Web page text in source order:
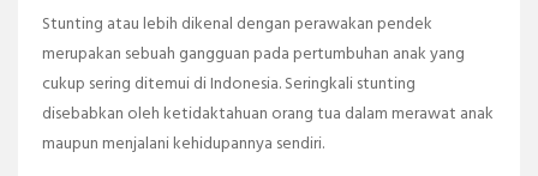
Stunting atau lebih dikenal dengan perawakan pendek
merupakan sebuah gangguan pada pertumbuhan anak yang
cukup sering ditemui di Indonesia. Seringkali stunting
disebabkan oleh ketidaktahuan orang tua dalam merawat anak
maupun menjalani kehidupannya sendiri.